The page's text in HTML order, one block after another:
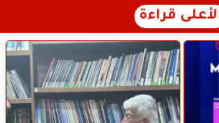
قراءة